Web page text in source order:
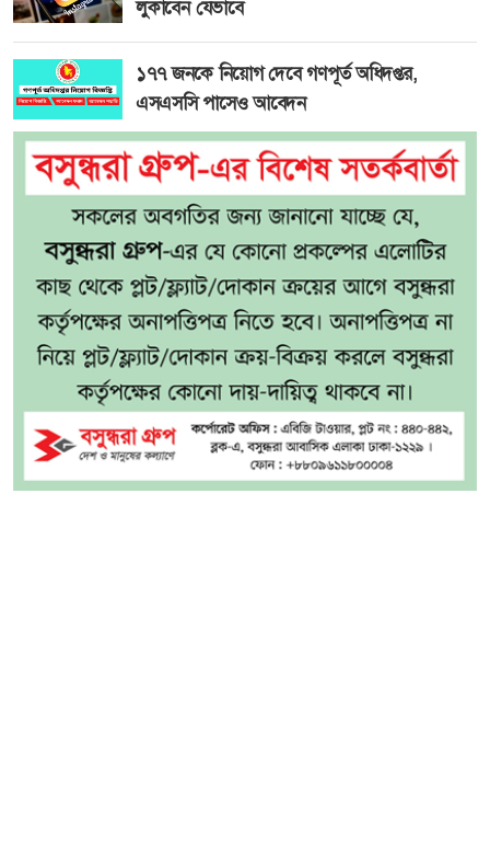
লুকাবেন যেভাবে
১৭৭ জনকে নিয়োগ দেবে গণপূর্ত অধিদপ্তর,
এসএসসি পাসেও আবেদন